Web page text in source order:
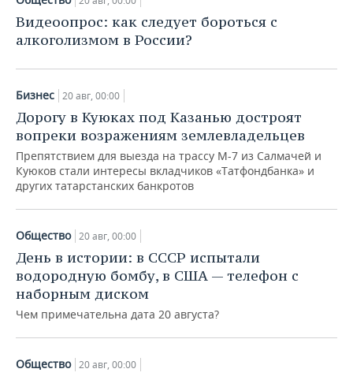
Видеоопрос: как следует бороться с
алкоголизмом в России?
Бизнес 20 авг, 00:00
Дорогу в Куюках под Казанью достроят
вопреки возражениям землевладельцев
Препятствием для выезда на трассу М-7 из Салмачей и
Куюков стали интересы вкладчиков «Татфондбанка» и
других татарстанских банкротов
Общество 20 авг, 00:00
День в истории: в СССР испытали
водородную бомбу, в США — телефон с
наборным диском
Чем примечательна дата 20 августа?
Общество 20 авг, 00:00